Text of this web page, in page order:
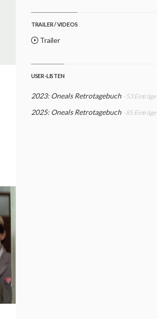
TRAILER / VIDEOS
Trailer
USER-LISTEN
2023: Oneals Retrotagebuch - 53 Einträge
2025: Oneals Retrotagebuch - 85 Einträge